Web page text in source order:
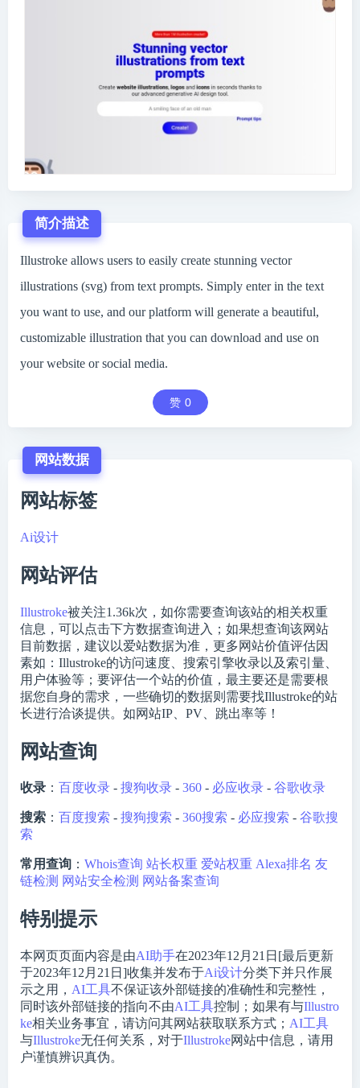
简介描述
Illustroke allows users to easily create stunning vector
illustrations (svg) from text prompts. Simply enter in the text
you want to use, and our platform will generate a beautiful,
customizable illustration that you can download and use on
your website or social media.
赞 0
网站数据
网站标签
Ai设计
网站评估
Illustroke被关注1.36k次，如你需要查询该站的相关权重
信息，可以点击下方数据查询进入；如果想查询该网站
目前数据，建议以爱站数据为准，更多网站价值评估因
素如：Illustroke的访问速度、搜索引擎收录以及索引量、
用户体验等；要评估一个站的价值，最主要还是需要根
据您自身的需求，一些确切的数据则需要找Illustroke的站
长进行洽谈提供。如网站IP、PV、跳出率等！
网站查询
收录 ： 百度收录 - 搜狗收录 - 360 - 必应收录 - 谷歌收录
搜索 ： 百度搜索 - 搜狗搜索 - 360搜索 - 必应搜索 - 谷歌搜
索
常用查询 ： Whois查询 站长权重 爱站权重 Alexa排名 友
链检测 网站安全检测 网站备案查询
特别提示
本网页页面内容是由AI助手在2023年12月21日[最后更新
于2023年12月21日]收集并发布于Ai设计分类下并只作展
示之用， AI工具不保证该外部链接的准确性和完整性，
同时该外部链接的指向不由AI工具控制；如果有与Illustro
ke相关业务事宜，请访问其网站获取联系方式； AI工具
与Illustroke无任何关系，对于Illustroke网站中信息，请用
户谨慎辨识真伪。